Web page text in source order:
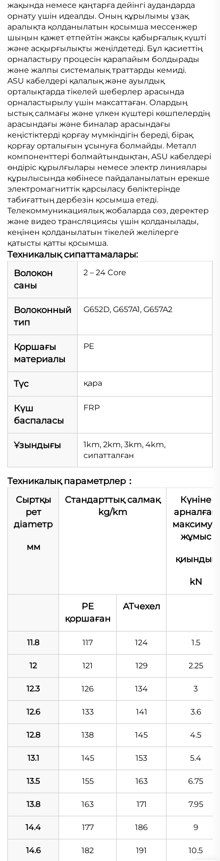
жақында немесе қаңтарға дейінгі аудандарда
орнату үшін идеалды. Оның құрылымы ұзақ
аралықта қолданылатын қосымша мессенжер
шыңын қажет етпейтін жақсы қабырғалық күшті
және асқырғылықты жеңілдетеді. Бұл қасиеттің
орналастыру процесін қарапайым болдырады
және жалпы системалық траттарды кемиді.
ASU кабелдері қалалық және ауылдық
орталықтарда тікелей шеберлер арасында
орналастырылу үшін максаттаған. Олардың
ыстық салмағы және үлкен күштері көшпелердің
арасындағы және биналар арасындағы
кеңістіктерді қорғау мүмкіндігін береді, бірақ
қорғау орталығын ұсынуға болмайды. Металл
компоненттері болмайтындықтан, ASU кабелдері
өндіріс құрылғылары немесе электр линиялары
құрылысында көбінесе пайдаланылатын ерекше
электромагниттік қарсыласу бөліктерінде
табиғаттың дербезін қосымша етеді.
Телекоммуникациялық жобаларда сөз, деректер
және видео трансляциясы үшін қолданылады,
кеңінен қолданылатын тікелей желілерге
қатысты қатты қосымша.
Техникалық сипаттамалары:
Волокон
саны
2 – 24 Core
Волоконный
тип
G652D, G657A1, G657A2
Қоршағы
материалы
PE
Түс қара
Күш
баспаласы
FRP
Ұзындығы
1km, 2km, 3km, 4km,
сипатталған
Техникалық параметрлер：
Сыртқы
рет
дiamетр
мм
Стандарттық салмақ
kg/km
Күніне
арналған
максимум
жұмыс
қиындық
kN
PE
қоршаған
АТчехел
11.8 117 124 1.5
12 121 129 2.25
12.3 126 134 3
12.6 133 141 3.6
12.8 138 145 4.5
13.1 145 153 5.4
13.5 155 163 6.75
13.8 163 171 7.95
14.4 177 186 9
14.6 182 191 10.5